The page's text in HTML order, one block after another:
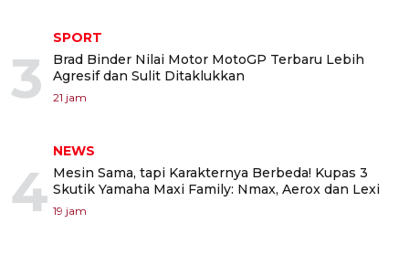
3
SPORT
Brad Binder Nilai Motor MotoGP Terbaru Lebih
Agresif dan Sulit Ditaklukkan
21 jam
4
NEWS
Mesin Sama, tapi Karakternya Berbeda! Kupas 3
Skutik Yamaha Maxi Family: Nmax, Aerox dan Lexi
19 jam